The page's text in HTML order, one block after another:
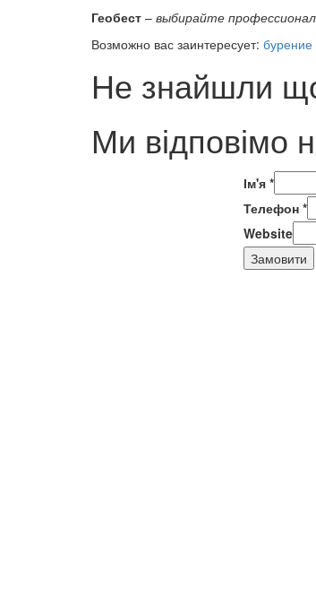
Геобест – выбирайте
Возможно вас заинтересует:
Не знайшли
Ми відповімо
Ім'я *
Телефон *
Website
Замовити